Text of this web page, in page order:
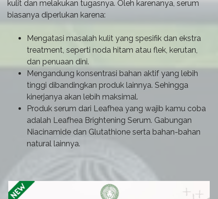
kulit dan melakukan tugasnya. Oleh karenanya, serum
biasanya diperlukan karena:
Mengatasi masalah kulit yang spesifik dan ekstra
treatment, seperti noda hitam atau flek, kerutan,
dan penuaan dini.
Mengandung konsentrasi bahan aktif yang lebih
tinggi dibandingkan produk lainnya. Sehingga
kinerjanya akan lebih maksimal.
Produk serum dari Leafhea yang wajib kamu coba
adalah Leafhea Brightening Serum. Gabungan
Niacinamide dan Glutathione serta bahan-bahan
natural lainnya.